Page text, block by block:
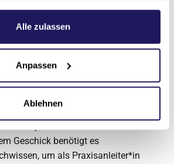
hierzu finden Sie in unserer
.
Alle zulassen
Anpassen
Ablehnen
kann diese Zusatzkosten nicht
Diakonie unterstützt
Ausbildung des
Geschick benötigt es
um als Praxisanleiter*in